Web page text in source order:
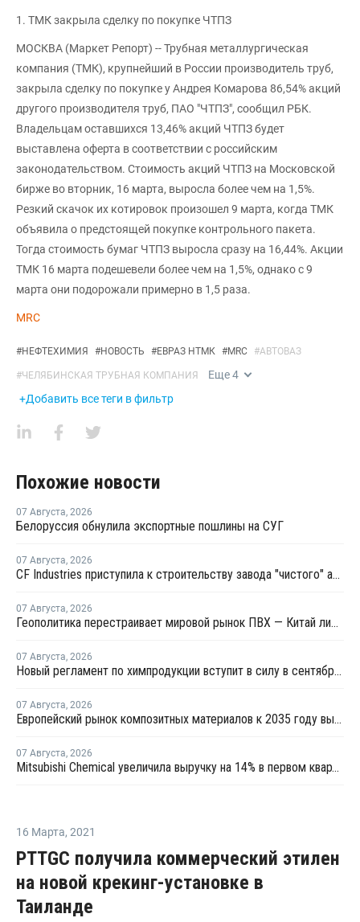
1. ТМК закрыла сделку по покупке ЧТПЗ
МОСКВА (Маркет Репорт) -- Трубная металлургическая
компания (ТМК), крупнейший в России производитель труб,
закрыла сделку по покупке у Андрея Комарова 86,54% акций
другого производителя труб, ПАО "ЧТПЗ", сообщил РБК.
Владельцам оставшихся 13,46% акций ЧТПЗ будет
выставлена оферта в соответствии с российским
законодательством. Стоимость акций ЧТПЗ на Московской
бирже во вторник, 16 марта, выросла более чем на 1,5%.
Резкий скачок их котировок произошел 9 марта, когда ТМК
объявила о предстоящей покупке контрольного пакета.
Тогда стоимость бумаг ЧТПЗ выросла сразу на 16,44%. Акции
ТМК 16 марта подешевели более чем на 1,5%, однако с 9
марта они подорожали примерно в 1,5 раза.
MRC
#НЕФТЕХИМИЯ #НОВОСТЬ #ЕВРАЗ НТМК #MRC #АВТОВАЗ
#ЧЕЛЯБИНСКАЯ ТРУБНАЯ КОМПАНИЯ Еще4
+Добавить все теги в фильтр
Похожие новости
07 Августа, 2026
Белоруссия обнулила экспортные пошлины на СУГ
07 Августа, 2026
CF Industries приступила к строительству завода "чистого" аммиака за USD4 миллиарда
07 Августа, 2026
Геополитика перестраивает мировой рынок ПВХ — Китай лидирует в экспорте
07 Августа, 2026
Новый регламент по химпродукции вступит в силу в сентябре 2027 года
07 Августа, 2026
Европейский рынок композитных материалов к 2035 году вырастет до USD47,5 млрд
07 Августа, 2026
Mitsubishi Chemical увеличила выручку на 14% в первом квартале японского финансового года
16 Марта, 2021
PTTGC получила коммерческий этилен
на новой крекинг-установке в
Таиланде